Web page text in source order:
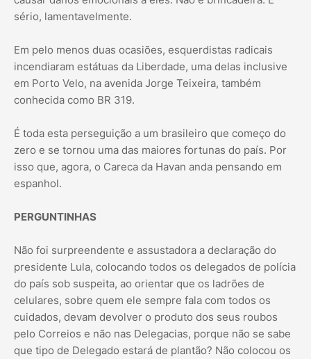
sério, lamentavelmente.
Em pelo menos duas ocasiões, esquerdistas radicais
incendiaram estátuas da Liberdade, uma delas inclusive
em Porto Velo, na avenida Jorge Teixeira, também
conhecida como BR 319.
É toda esta perseguição a um brasileiro que começo do
zero e se tornou uma das maiores fortunas do país. Por
isso que, agora, o Careca da Havan anda pensando em
espanhol.
PERGUNTINHAS
Não foi surpreendente e assustadora a declaração do
presidente Lula, colocando todos os delegados de polícia
do país sob suspeita, ao orientar que os ladrões de
celulares, sobre quem ele sempre fala com todos os
cuidados, devam devolver o produto dos seus roubos
pelo Correios e não nas Delegacias, porque não se sabe
que tipo de Delegado estará de plantão? Não colocou os